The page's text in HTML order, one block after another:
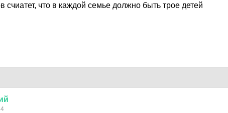
счиатет, что в каждой семье должно быть трое детей